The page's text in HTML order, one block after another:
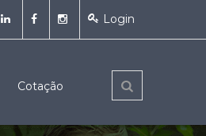
Login
Cotação